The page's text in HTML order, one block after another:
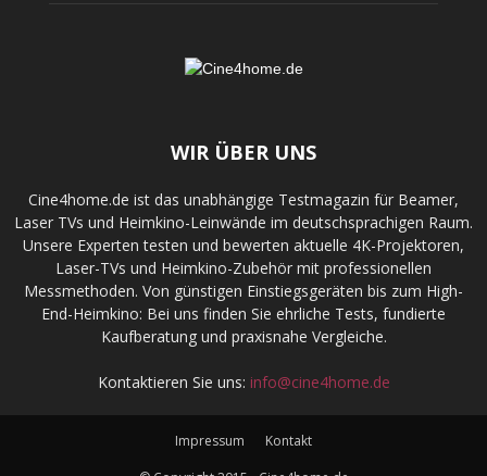
WIR ÜBER UNS
Cine4home.de ist das unabhängige Testmagazin für Beamer,
Laser TVs und Heimkino-Leinwände im deutschsprachigen Raum.
Unsere Experten testen und bewerten aktuelle 4K-Projektoren,
Laser-TVs und Heimkino-Zubehör mit professionellen
Messmethoden. Von günstigen Einstiegsgeräten bis zum High-
End-Heimkino: Bei uns finden Sie ehrliche Tests, fundierte
Kaufberatung und praxisnahe Vergleiche.
Kontaktieren Sie uns: info@cine4home.de
Impressum
Kontakt